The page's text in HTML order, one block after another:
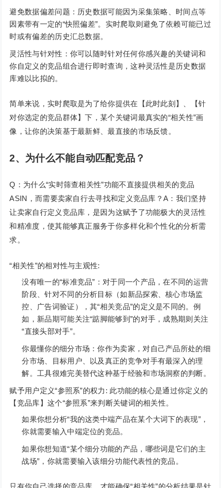
避免数据偏差问题：历史数据可能因为采集策略、时间点等
因素带有一定的“快照偏差”。实时爬取则避免了依赖可能已过
时或有偏差的历史汇总数据。
灵活性与针对性：你可以随时针对任何你感兴趣的关键词和
你自定义的竞品组合进行即时查询，这种灵活性是历史数据
库难以比拟的。
简单来说，实时爬取是为了给你提供在【此时此刻】、【针
对你选定的竞品群体】下，某个关键词最真实的“相关性”画
像，让你的决策基于最新鲜、最直接的市场反馈。
2、为什么不能自动匹配竞品？
Q：为什么“实时筛查相关性”功能不直接提供相关的竞品
ASIN，而需要卖家自行去寻找和定义竞品库？A：我们坚持
让卖家自行定义竞品库，是因为这赋予了功能极大的灵活性
和精准度，使其能够真正服务于你多样化和个性化的分析需
求。
“相关性”的相对性与主观性:
没有唯一的“标准竞品”：对于同一个产品，在不同的运营
阶段、针对不同的分析目标（如新品探索、核心市场监
控、广告词验证），其“相关竞品”的定义是不同的。例
如，新品期可能关注“踮脚能够到”的对手，成熟期则关注
“直接头部对手”。
你最懂你的细分市场：你作为卖家，对自己产品所处的细
分市场、目标用户、以及真正的竞争对手有最深入的理
解。工具很难完美替代这种基于经验和市场洞察的判断。
赋予用户定义“参照系”的权力: 此功能的核心是通过你定义的
【竞品库】这个“参照系”来判断关键词的相关性。
如果你想分析“我的这类中端产品在某个大词下的表现”，
你就需要输入中端定位的竞品。
如果你想知道“某个细分功能的产品，哪些词是它们的主
战场”，你就需要输入该细分功能代表性的竞品。